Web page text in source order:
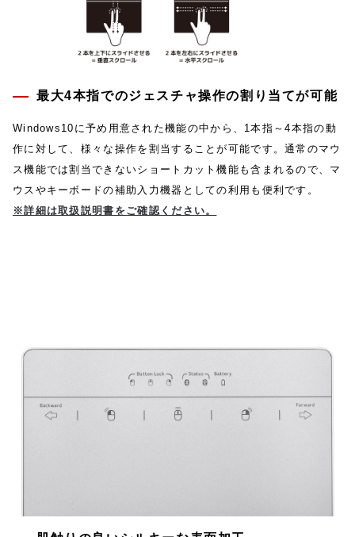
最大4本指でのジェスチャ操作の割り当てが可能
Windows10に予め用意された機能の中から、1本指～4本指の動
作に対して、様々な操作を割当することが可能です。通常のマウ
ス機能では割当できないショートカット機能も含まれるので、マ
ウスやキーボードの補助入力機器としての利用も便利です。
※詳細は取扱説明書をご確認ください。